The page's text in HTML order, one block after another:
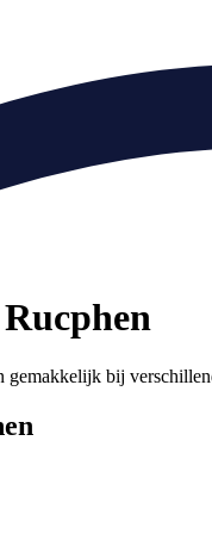
gemakkelijk bij